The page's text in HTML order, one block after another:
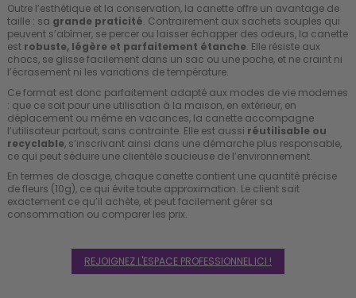
Outre l’esthétique et la conservation, la canette offre un avantage de
taille : sa grande praticité. Contrairement aux sachets souples qui
peuvent s’abîmer, se percer ou laisser échapper des odeurs, la canette
est robuste, légère et parfaitement étanche. Elle résiste aux
chocs, se glisse facilement dans un sac ou une poche, et ne craint ni
l’écrasement ni les variations de température.
Ce format est donc parfaitement adapté aux modes de vie modernes
: que ce soit pour une utilisation à la maison, en extérieur, en
déplacement ou même en vacances, la canette accompagne
l’utilisateur partout, sans contrainte. Elle est aussi réutilisable ou
recyclable, s’inscrivant ainsi dans une démarche plus responsable,
ce qui peut séduire une clientèle soucieuse de l’environnement.
En termes de dosage, chaque canette contient une quantité précise
de fleurs (10g), ce qui évite toute approximation. Le client sait
exactement ce qu’il achète, et peut facilement gérer sa
consommation ou comparer les prix.
REJOIGNEZ L'ESPACE PROFESSIONNEL ICI !